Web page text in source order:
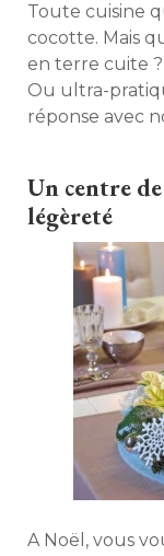
Toute cuisine
cocotte. Mais
en terre cuite
Ou ultra-
réponse avec
Un centre
légèreté
A Noël, vous